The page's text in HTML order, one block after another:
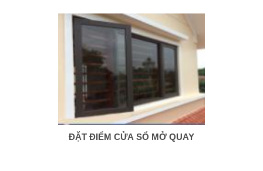
0938 414 005
ĐẶT ĐIỂM CỬA SỔ MỞ QUAY